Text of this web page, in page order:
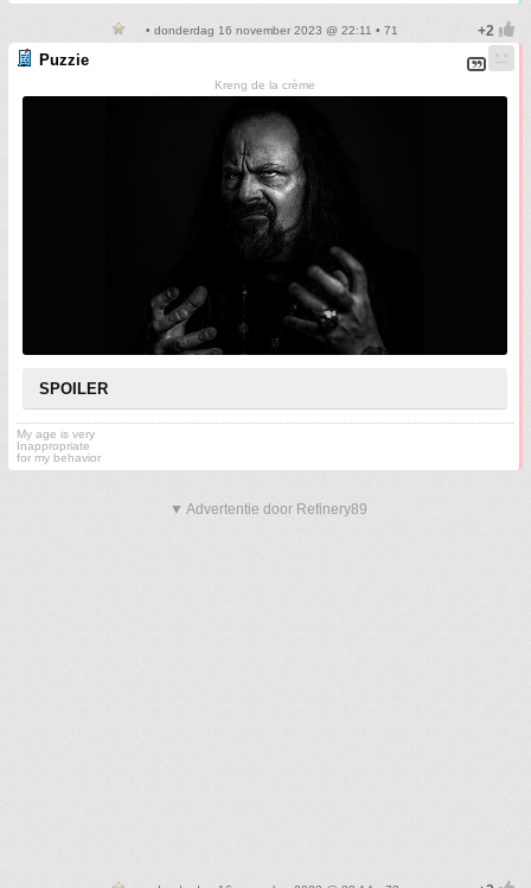
• donderdag 16 november 2023 @ 22:11 • 71
Puzzie
Kreng de la crème
SPOILER
My age is very
Inappropriate
for my behavior
▼ Advertentie door Refinery89